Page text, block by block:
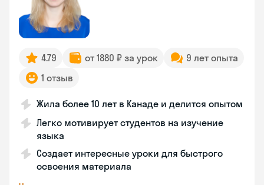
4.79 от 1880 ₽ за урок
9 лет опыта
1 отзыв
Жила более 10 лет в Канаде и делится опытом
Легко мотивирует студентов на изучение
языка
Создает интересные уроки для быстрого
освоения материала